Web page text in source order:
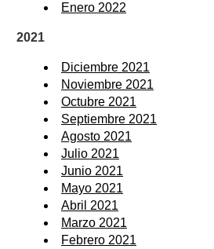
Enero 2022
2021
Diciembre 2021
Noviembre 2021
Octubre 2021
Septiembre 2021
Agosto 2021
Julio 2021
Junio 2021
Mayo 2021
Abril 2021
Marzo 2021
Febrero 2021